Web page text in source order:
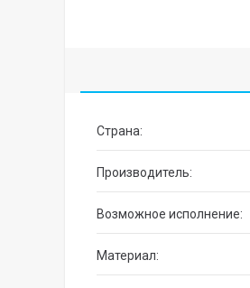
Страна:
Производитель:
Возможное исполнение:
Материал: